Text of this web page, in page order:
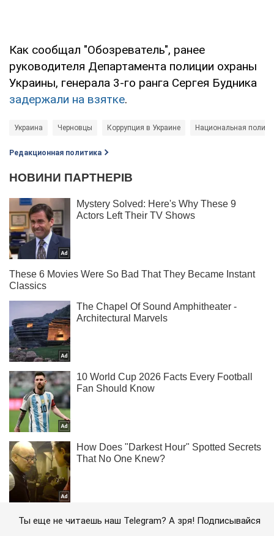
Как сообщал "Обозреватель", ранее
руководителя Департамента полиции охраны
Украины, генерала 3-го ранга Сергея Будника
задержали на взятке.
Украина Черновцы Коррупция в Украине Национальная
Редакционная политика
Ты еще не читаешь наш Telegram? А зря! Подписывайся